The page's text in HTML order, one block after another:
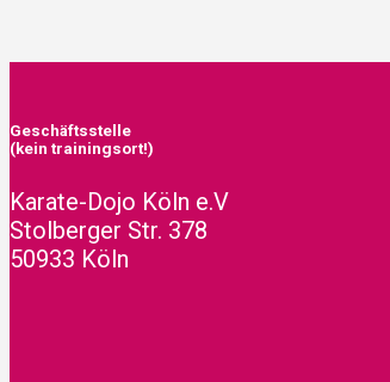
Geschäftsstelle
(kein trainingsort!)
Karate-Dojo Köln e.V
Stolberger Str. 378
50933 Köln